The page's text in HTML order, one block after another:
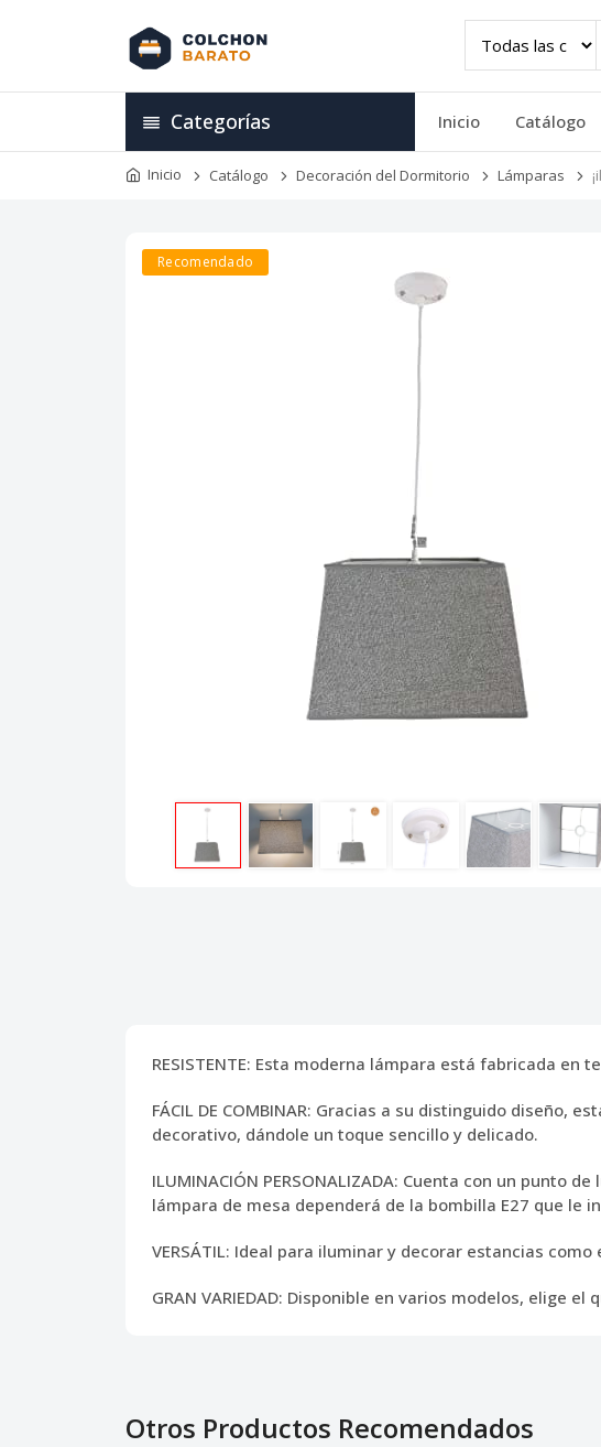
Categorías Inicio Catálogo
Inicio Catálogo Decoración del Dormitorio Lámparas
Recomendado
RESISTENTE: Esta moderna lámpara está fabricada en
FÁCIL DE COMBINAR: Gracias a su distinguido diseño,
decorativo, dándole un toque sencillo y delicado.
ILUMINACIÓN PERSONALIZADA: Cuenta con un punto de
lámpara de mesa dependerá de la bombilla E27 que le
VERSÁTIL: Ideal para iluminar y decorar estancias
GRAN VARIEDAD: Disponible en varios modelos, elige el
Otros Productos Recomendados